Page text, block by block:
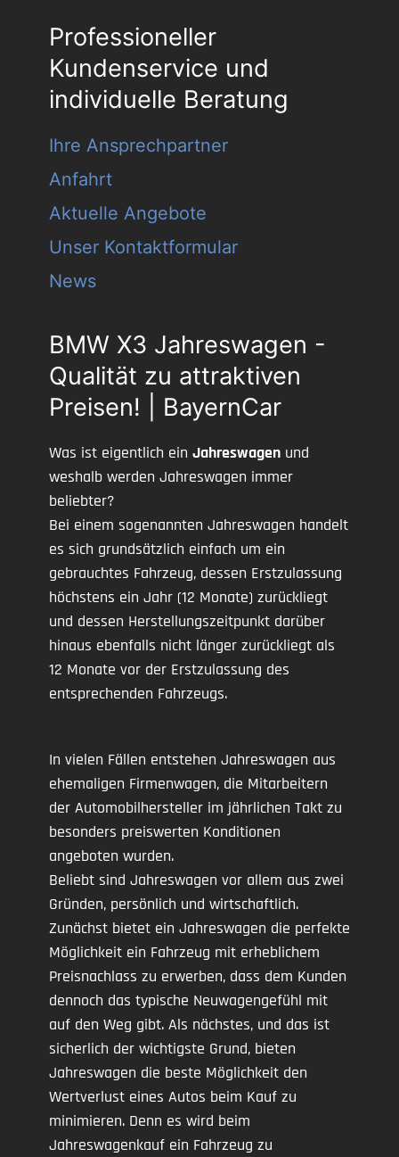
Professioneller
Kundenservice und
individuelle Beratung
Ihre Ansprechpartner
Anfahrt
Aktuelle Angebote
Unser Kontaktformular
News
BMW X3 Jahreswagen -
Qualität zu attraktiven
Preisen! | BayernCar
Was ist eigentlich ein Jahreswagen und
weshalb werden Jahreswagen immer
beliebter?
Bei einem sogenannten Jahreswagen handelt
es sich grundsätzlich einfach um ein
gebrauchtes Fahrzeug, dessen Erstzulassung
höchstens ein Jahr (12 Monate) zurückliegt
und dessen Herstellungszeitpunkt darüber
hinaus ebenfalls nicht länger zurückliegt als
12 Monate vor der Erstzulassung des
entsprechenden Fahrzeugs.
In vielen Fällen entstehen Jahreswagen aus
ehemaligen Firmenwagen, die Mitarbeitern
der Automobilhersteller im jährlichen Takt zu
besonders preiswerten Konditionen
angeboten wurden.
Beliebt sind Jahreswagen vor allem aus zwei
Gründen, persönlich und wirtschaftlich.
Zunächst bietet ein Jahreswagen die perfekte
Möglichkeit ein Fahrzeug mit erheblichem
Preisnachlass zu erwerben, dass dem Kunden
dennoch das typische Neuwagengefühl mit
auf den Weg gibt. Als nächstes, und das ist
sicherlich der wichtigste Grund, bieten
Jahreswagen die beste Möglichkeit den
Wertverlust eines Autos beim Kauf zu
minimieren. Denn es wird beim
Jahreswagenkauf ein Fahrzeug zu